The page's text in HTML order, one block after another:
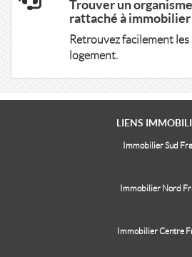
Trouver un
rattaché à
Retrouvez facilement
logement.
LIENS
Immobilier Sud
Immobilier Nord
Immobilier Centre